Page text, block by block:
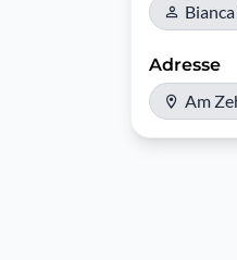
Adresse
Am